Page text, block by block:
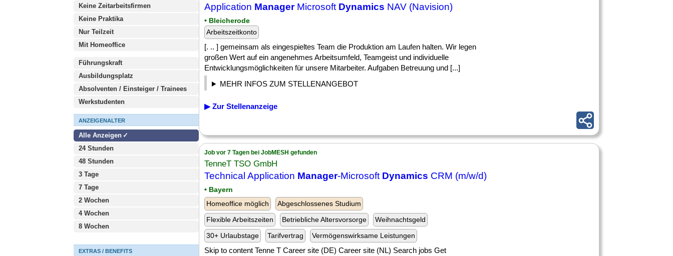
Keine Zeitarbeitsfirmen
Keine Praktika
Nur Teilzeit
Mit Homeoffice
Führungskraft
Ausbildungsplatz
Absolventen / Einsteiger / Trainees
Werkstudenten
ANZEIGENALTER
Alle Anzeigen
24 Stunden
48 Stunden
3 Tage
7 Tage
2 Wochen
4 Wochen
8 Wochen
EXTRAS / BENEFITS
Application ManagerMicrosoft Dynamics NAV (Navision)
• Bleicherode
Arbeitszeitkonto
[. .. ] gemeinsam als eingespieltes Team die Produktion am Laufen halten. Wir legen
großen Wert auf ein angenehmes Arbeitsumfeld, Teamgeist und individuelle
Entwicklungsmöglichkeiten für unsere Mitarbeiter. Aufgaben Betreuung und [...]
MEHR INFOS ZUM STELLENANGEBOT
▶ Zur Stellenanzeige
Job vor 7 Tagen bei JobMESH gefunden
TenneT TSO GmbH
Technical Application Manager-Microsoft Dynamics CRM (m/w/d)
• Bayern
Homeoffice möglich
Abgeschlossenes Studium
Flexible Arbeitszeiten
Betriebliche Altersvorsorge
Weihnachtsgeld
30+ Urlaubstage
Tarifvertrag Vermögenswirksame Leistungen
Skip to content Tenne T Career site (DE) Career site (NL) Search jobs Get